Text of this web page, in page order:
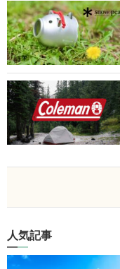
人気記事